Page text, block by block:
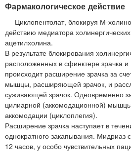
Фармакологическое действие
Циклопентолат, блокируя М-
действию медиатора
ацетилхолина.
В результате блокирования
расположенных в сфинктере зрачка
происходит расширение зрачка за
мышцы, расширяющей зрачок, и
суживающей зрачок. Одновременно
цилиарной (аккомодационной)
аккомодации (циклоплегия).
Расширение зрачка наступает в
однократного закапывания. Мидриаз
12 часов, у особо чувствительных